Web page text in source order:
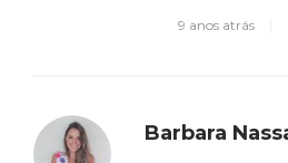
9 anos atrás
Barbara